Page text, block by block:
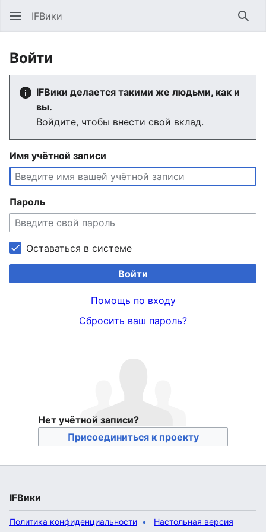
IFВики
Войти
IFВики делается такими же людьми, как и
вы.
Войдите, чтобы внести свой вклад.
Имя учётной записи
Пароль
Оставаться в системе
Войти
Помощь по входу
Сбросить ваш пароль?
Нет учётной записи?
Присоединиться к проекту
IFВики
Политика конфиденциальности Настольная версия